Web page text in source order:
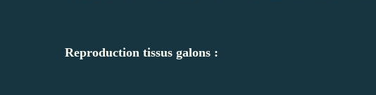
Reproduction tissus galons :